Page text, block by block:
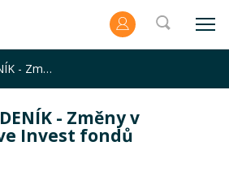
INVESTIČNÍ TÝDENÍK - Změny v portfoliu Active Invest fondů
- Změny v
Invest fondů